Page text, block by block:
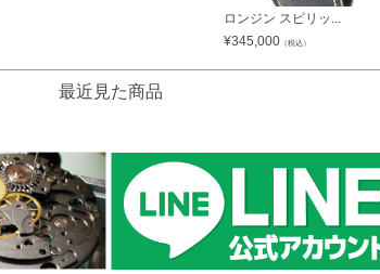
ロンジン スピリッ...
¥345,000 （税込）
最近見た商品